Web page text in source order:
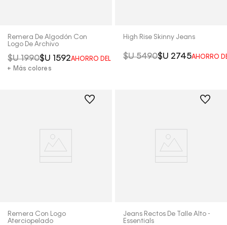
Remera De Algodón Con
Logo De Archivo
$U 1990$U 1592AHORRO DEL
20%
+ Más colores
High Rise Skinny Jeans
$U 5490$U 2745AHORRO
Remera Con Logo
Aterciopelado
Jeans Rectos De Talle Alto -
Essentials